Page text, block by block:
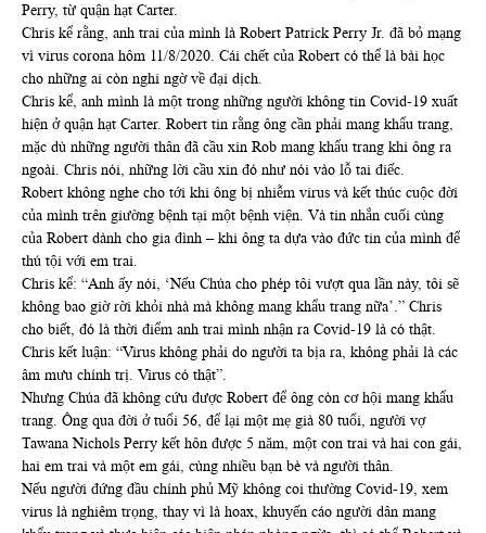
Perry, từ quận hạt Carter.
Chris kể rằng, anh trai của mình là Robert Patrick Perry Jr. đã bỏ mạng
vì virus corona hôm 11/8/2020. Cái chết của Robert có thể là bài học
cho những ai còn nghi ngờ về đại dịch.
Chris kể, anh mình là một trong những người không tin Covid-19 xuất
hiện ở quận hạt Carter. Robert tin rằng ông cần phải mang khẩu trang,
mặc dù những người thân đã cầu xin Rob mang khẩu trang khi ông ra
ngoài. Chris nói, những lời cầu xin đó như nói vào lỗ tai điếc.
Robert không nghe cho tới khi ông bị nhiễm virus và kết thúc cuộc đời
của mình trên giường bệnh tại một bệnh viện. Và tin nhắn cuối cùng
của Robert dành cho gia đình – khi ông ta dựa vào đức tin của mình để
thú tội với em trai.
Chris kể: “Anh ấy nói, ‘Nếu Chúa cho phép tôi vượt qua lần này, tôi sẽ
không bao giờ rời khỏi nhà mà không mang khẩu trang nữa’.” Chris
cho biết, đó là thời điểm anh trai mình nhận ra Covid-19 là có thật.
Chris kết luận: “Virus không phải do người ta bịa ra, không phải là các
âm mưu chính trị. Virus có thật”.
Nhưng Chúa đã không cứu được Robert để ông còn cơ hội mang khẩu
trang. Ông qua đời ở tuổi 56, để lại một mẹ già 80 tuổi, người vợ
Tawana Nichols Perry kết hôn được 5 năm, một con trai và hai con gái,
hai em trai và một em gái, cùng nhiều bạn bè và người thân.
Nếu người đứng đầu chính phủ Mỹ không coi thường Covid-19, xem
virus là nghiêm trọng, thay vì là hoax, khuyến cáo người dân mang